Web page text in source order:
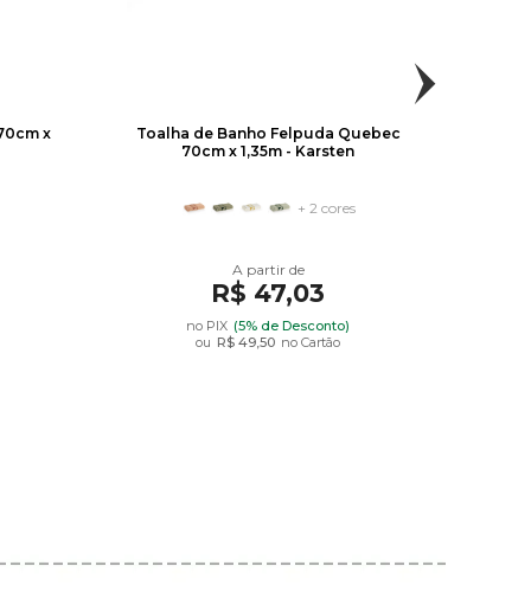
x
Toalha de Banho Felpuda Quebec
70cm x 1,35m - Karsten
+ 2 cores
R$ 47,03
no PIX (5% de Desconto)
ou R$ 49,50 no Cartão